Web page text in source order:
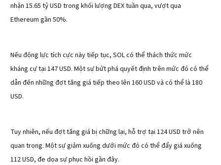
nhận 15.65 tỷ USD trong khối lượng DEX tuần qua, vượt qua
Ethereum gần 50%.
Nếu động lực tích cực này tiếp tục, SOL có thể thách thức mức
kháng cự tại 147 USD. Một sự bứt phá quyết định trên mức đó có thể
dẫn đến những đợt tăng giá tiếp theo lên 160 USD và có thể là 180
USD.
Tuy nhiên, nếu đợt tăng giá bị chững lại, hỗ trợ tại 124 USD trở nên
quan trọng. Một sự giảm xuống dưới mức đó có thể đẩy giá xuống
112 USD, đe dọa sự phục hồi gần đây.